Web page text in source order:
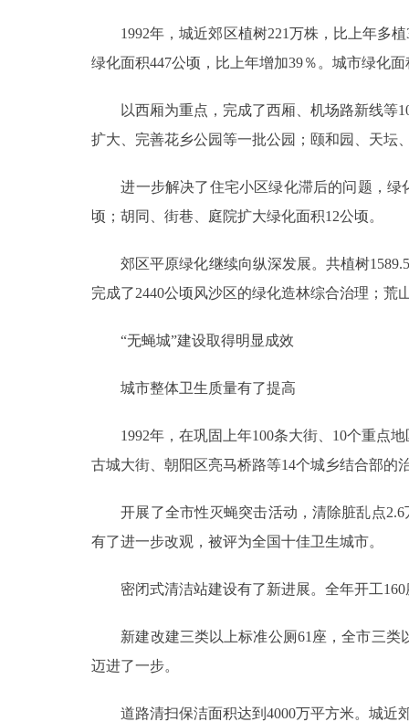
1992年，城近郊区植树221万株，比上年多植
绿化面积447公顷，比上年增加39％。城市绿化
以西厢为重点，完成了西厢、机场路新线等10
扩大、完善花乡公园等一批公园；颐和园、天坛
进一步解决了住宅小区绿化滞后的问题，绿
顷；胡同、街巷、庭院扩大绿化面积12公顷。
郊区平原绿化继续向纵深发展。共植树1589.5
完成了2440公顷风沙区的绿化造林综合治理；
“无蝇城”建设取得明显成效
城市整体卫生质量有了提高
1992年，在巩固上年100条大街、10个重点地
古城大街、朝阳区亮马桥路等14个城乡结合部的
开展了全市性灭蝇突击活动，清除脏乱点2.6
有了进一步改观，被评为全国十佳卫生城市。
密闭式清洁站建设有了新进展。全年开工160
新建改建三类以上标准公厕61座，全市三类
迈进了一步。
道路清扫保洁面积达到4000万平方米。城近郊